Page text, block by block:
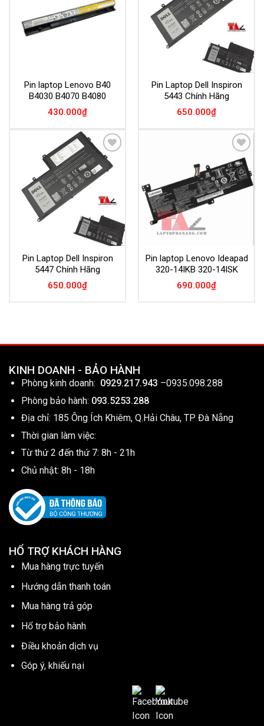
Pin laptop Lenovo B40
B4030 B4070 B4080
430.000₫
Pin Laptop Dell Inspiron
5443 Chính Hãng
650.000₫
Add to
Wishlist
Pin Laptop Dell Inspiron
5447 Chính Hãng
650.000₫
Add to
Wishlist
Pin laptop Lenovo Ideapad
320-14IKB 320-14ISK
690.000₫
KINH DOANH - BẢO HÀNH
Phòng kinh doanh: 0929.217.943 –0935.098.288
Phòng bảo hành: 093.5253.288
Địa chỉ: 185 Ông Ích Khiêm, Q.Hải Châu, TP Đà Nẵng
Thời gian làm việc:
Từ thứ 2 đến thứ 7: 8h - 21h
Chủ nhật: 8h - 18h
HỔ TRỢ KHÁCH HÀNG
Mua hàng trực tuyến
Hướng dẫn thanh toán
Mua hàng trả góp
Hổ trợ bảo hành
Điều khoản dịch vụ
Góp ý, khiếu nại